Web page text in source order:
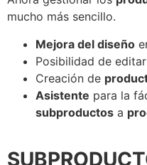
mucho más sencillo.
Mejora del diseño
Posibilidad de
Creación de
Asistente para la
subproductos a